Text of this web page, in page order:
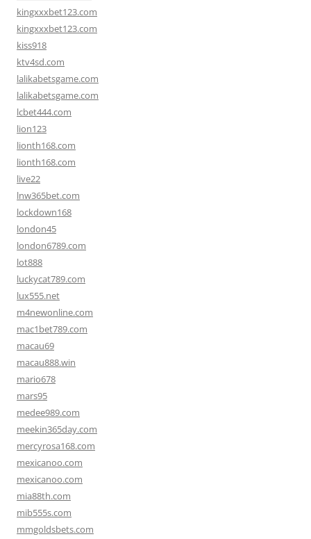
kingxxxbet123.com
kingxxxbet123.com
kiss918
ktv4sd.com
lalikabetsgame.com
lalikabetsgame.com
lcbet444.com
lion123
lionth168.com
lionth168.com
live22
lnw365bet.com
lockdown168
london45
london6789.com
lot888
luckycat789.com
lux555.net
m4newonline.com
mac1bet789.com
macau69
macau888.win
mario678
mars95
medee989.com
meekin365day.com
mercyrosa168.com
mexicanoo.com
mexicanoo.com
mia88th.com
mib555s.com
mmgoldsbets.com